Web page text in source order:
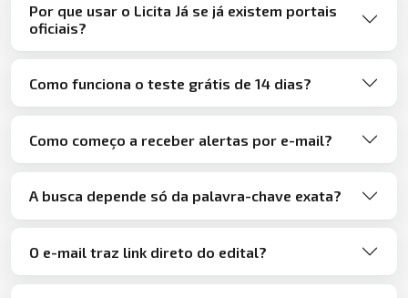
Por que usar o Licita Já se já existem portais
oficiais?
Como funciona o teste grátis de 14 dias?
Como começo a receber alertas por e-mail?
A busca depende só da palavra-chave exata?
O e-mail traz link direto do edital?